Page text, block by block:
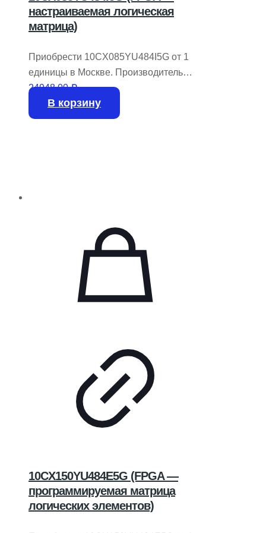
настраиваемая логическая
матрица)
Приобрести 10CX085YU484I5G от 1
единицы в Москве. Производитель
INTEL / ALTERA.
На складе имеется 249 штук.
24948,00₽
В корзину
10CX150YU484E5G (FPGA —
программируемая матрица
логических элементов)